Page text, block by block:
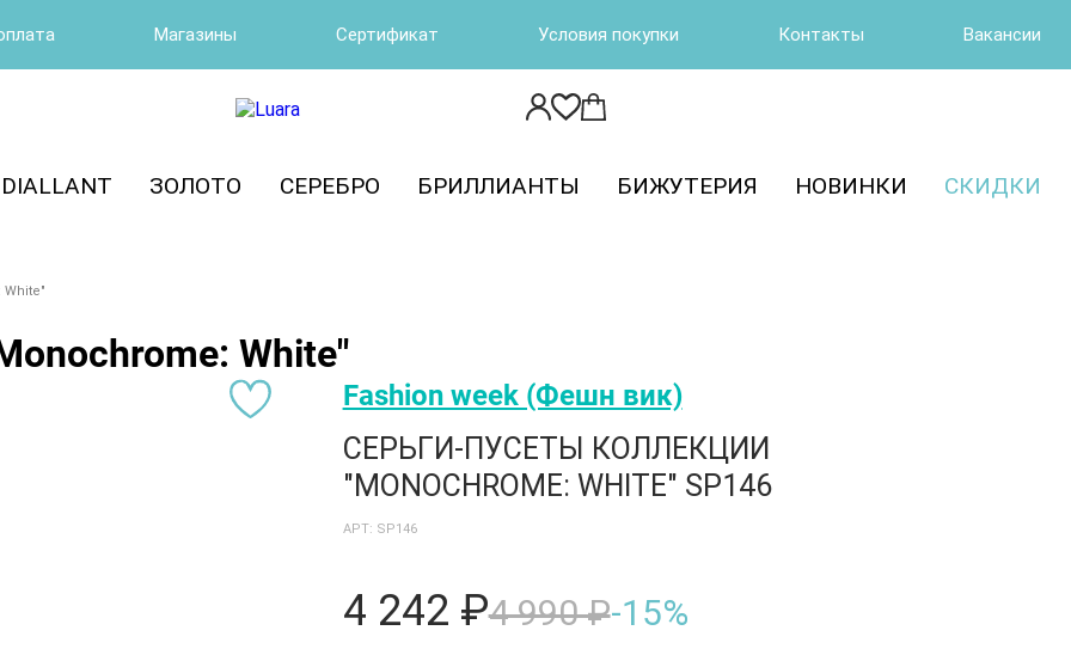
Магазины Сертификат Условия покупки Контакты Вакансии
DIALLANT ЗОЛОТО СЕРЕБРО БРИЛЛИАНТЫ БИЖУТЕРИЯ НОВИНКИ СКИДКИ
White"
Fashion week (Фешн вик)
СЕРЬГИ-ПУСЕТЫ КОЛЛЕКЦИИ
"MONOCHROME: WHITE" SP146
АРТ: SP146
4 242 ₽4 990 ₽-15%